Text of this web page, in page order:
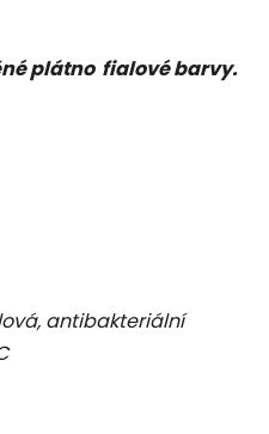
plátno fialové barvy.
antibakteriální